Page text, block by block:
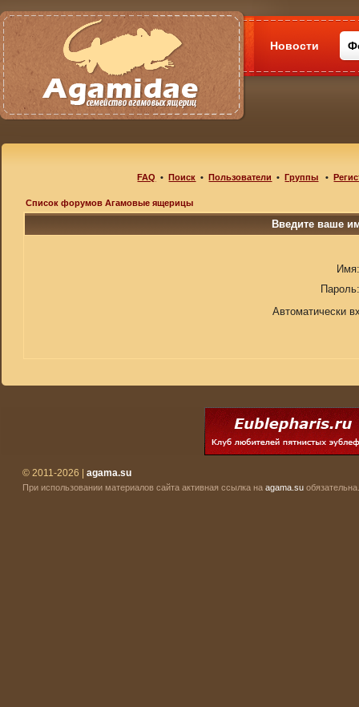
Новости
FAQ •Поиск •Пользователи •Группы •
Список форумов Агамовые ящерицы
Введите ваше
Имя:
Пароль:
Автоматически
© 2011-2026 | agama.su
При использовании материалов сайта активная ссылка на agama.su обязательна.